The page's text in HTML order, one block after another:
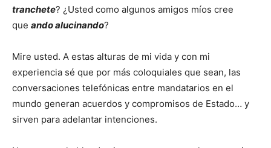
tranchete? ¿Usted como algunos amigos míos cree
que ando alucinando?
Mire usted. A estas alturas de mi vida y con mi
experiencia sé que por más coloquiales que sean, las
conversaciones telefónicas entre mandatarios en el
mundo generan acuerdos y compromisos de Estado… y
sirven para adelantar intenciones.